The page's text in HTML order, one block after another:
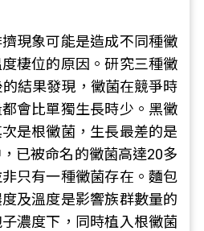
現象可能是造成不同種黴
棲位的原因。研究三種黴
結果發現，黴菌在競爭時
會比單獨生長時少。黑黴
是根黴菌，生長最差的是
已被命名的黴菌高達20多
只有一種黴菌存在。麵包
及溫度是影響族群數量的
濃度下，同時植入根黴菌